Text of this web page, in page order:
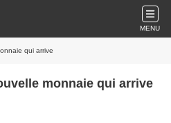
MENU
qui arrive
monnaie qui arrive